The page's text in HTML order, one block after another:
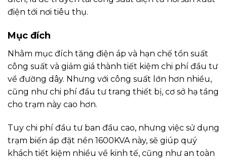
thường thích hợp lắp đặt ngoài trời, hoặc trong
phòng với những dự án có diện tích tầng hầm lớn.
Tuy nhiên nó cũng có những hạn chế nhất định
như chi phí bảo trì, bảo dưỡng lớn. Công suất trạm
lớn nên đòi hỏi các thiết bị trong trạm phải có chất
lượng cao, kiểm nghiệm khắc khe. Kéo theo chi phí
đầu tư lớn.